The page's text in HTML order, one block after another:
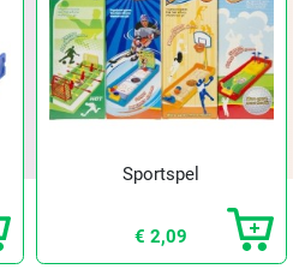
Sportspel
€ 2,09